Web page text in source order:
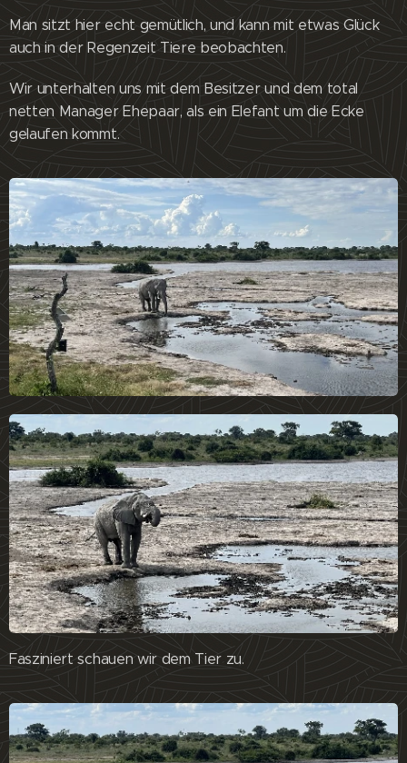
Man sitzt hier echt gemütlich, und kann mit etwas Glück
auch in der Regenzeit Tiere beobachten.
Wir unterhalten uns mit dem Besitzer und dem total
netten Manager Ehepaar, als ein Elefant um die Ecke
gelaufen kommt.
Fasziniert schauen wir dem Tier zu.